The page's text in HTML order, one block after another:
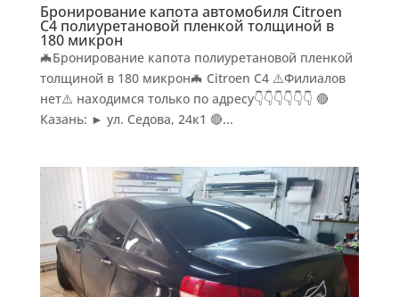
Бронирование капота автомобиля Citroen
C4 полиуретановой пленкой толщиной в
180 микрон
🦇Бронирование капота полиуретановой пленкой
толщиной в 180 микрон🦇 Citroen C4 ⚠️Филиалов
нет⚠️ находимся только по адресу👇👇👇👇👇👇 🔴
Казань: ► ул. Седова, 24к1 🔴...